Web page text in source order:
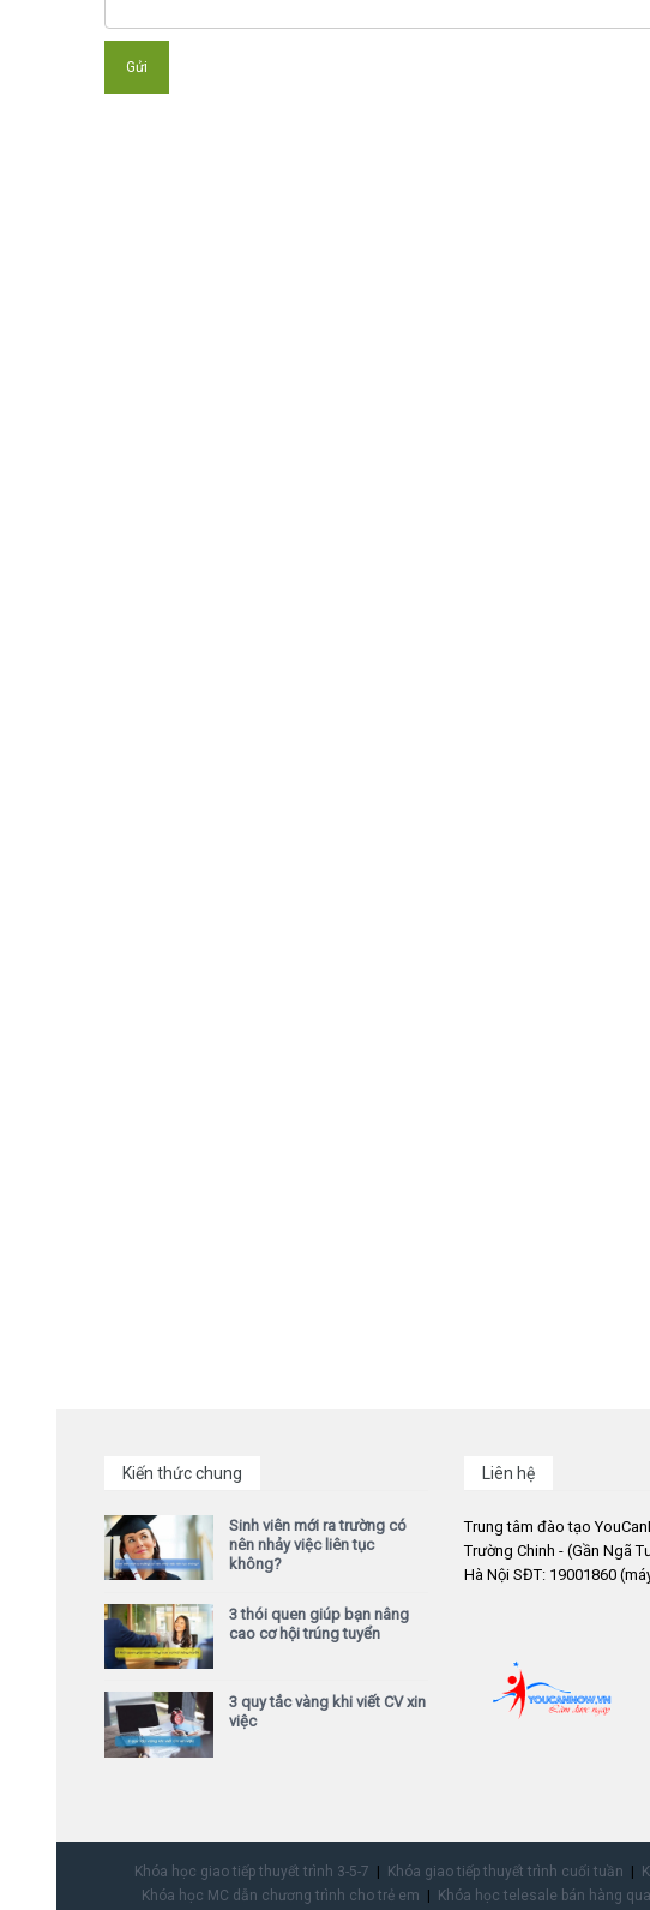
Kiến thức chung
Sinh viên mới ra trường có
nên nhảy việc liên tục
không?
3 thói quen giúp bạn nâng
cao cơ hội trúng tuyển
3 quy tắc vàng khi viết CV xin
việc
Liên hệ
Trung tâm đào tạo
Trường Chinh - (Gần Ngã
Hà Nội SĐT: 19001860
Khóa học giao tiếp thuyết trình 3-5-7 Khóa giao tiếp thuyết trình cuối tuần
Khóa học MC dẫn chương trình cho trẻ em
Khóa học telesale bán hàng